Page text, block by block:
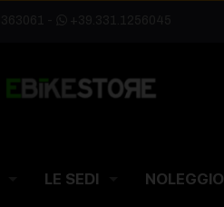
LE SEDI NOLEGGIO